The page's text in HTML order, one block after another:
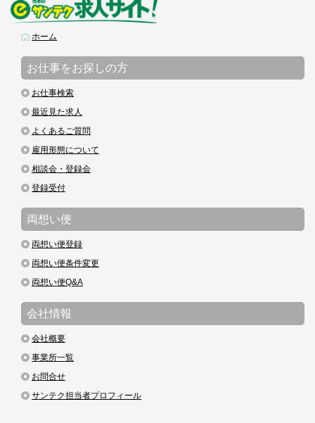
ホーム
お仕事をお探しの方
お仕事検索
最近見た求人
よくあるご質問
雇用形態について
相談会・登録会
登録受付
両想い便
両想い便登録
両想い便条件変更
両想い便Q&A
会社情報
会社概要
事業所一覧
お問合せ
サンテク担当者プロフィール